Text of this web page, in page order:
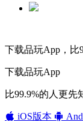
下载品玩App，比
下载品玩App
比99.9%的人更
iOS版本